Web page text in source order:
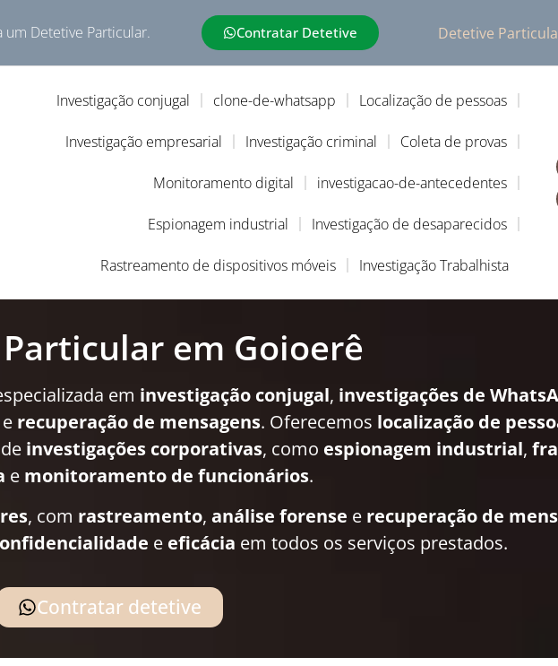
um Detetive Particular. Contratar Detetive Detetive
Investigação conjugal clone-de-whatsapp Localização de pessoas
Investigação empresarial Investigação criminal Coleta de provas
Monitoramento digital investigacao-de-antecedentes
Espionagem industrial Investigação de desaparecidos
Rastreamento de dispositivos móveis Investigação Trabalhista
em Goioerê
em investigação conjugal, investigações de
recuperação de mensagens. Oferecemos localização de
investigações corporativas, como espionagem industrial,
e monitoramento de funcionários.
, com rastreamento, análise forense e recuperação de
e eficácia em todos os serviços prestados.
Contratar detetive